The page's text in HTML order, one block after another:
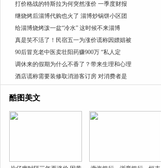
打价格战的特斯拉为何突然涨价 一季度财报
继烧烤后淄博代购也火了 淄博炒锅饼小区团
给淄博烧烤泼一盆“冷水” 这时候不来淄博
真是笑不活了！民宿五一为涨价谎称因嫖娼被
90后冒充老中医卖壮阳药赚900万 “私人定
调休来的假期为什么不香了？带来生理和心理
酒店谎称需要装修取消游客订房 对消费者是
酷图美文